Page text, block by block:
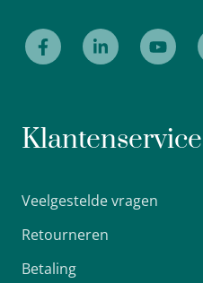
Klantenservice
Veelgestelde vragen
Retourneren
Betaling